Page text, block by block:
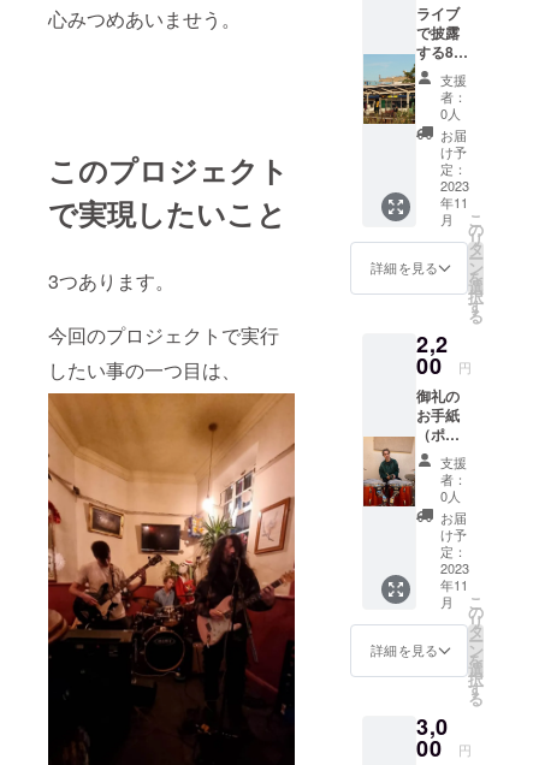
心みつめあいませう。
このプロジェクト
で実現したいこと
3つあります。
今回のプロジェクトで実行
したい事の一つ目は、
ライブ
で披露
する8曲
分の歌
詞 解説
付き
支援
者：
0人
お届
け予
定：
2023
年11
月
詳細を見る
こ
の
リ
タ
ー
ン
を
選
択
す
る
2,2
00 円
御礼の
お手紙
（ポス
トカー
ド）
イギリ
ス、ロ
ンドン
から
（Hugh
かTom
のどち
らから
か）
支援
者：
0人
お届
け予
定：
2023
年11
月
詳細を見る
こ
の
リ
タ
ー
ン
を
選
択
す
る
3,0
00 円